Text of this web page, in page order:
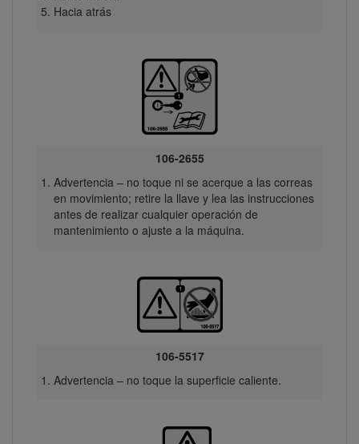
Hacia atrás
106-2655
Advertencia – no toque ni se acerque a las correas
en movimiento; retire la llave y lea las instrucciones
antes de realizar cualquier operación de
mantenimiento o ajuste a la máquina.
106-5517
Advertencia – no toque la superficie caliente.